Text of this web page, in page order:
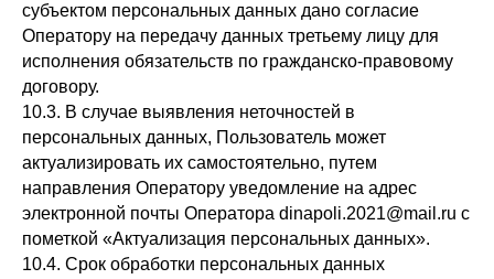
субъектом персональных данных дано согласие
Оператору на передачу данных третьему лицу для
исполнения обязательств по гражданско-правовому
договору.
10.3. В случае выявления неточностей в
персональных данных, Пользователь может
актуализировать их самостоятельно, путем
направления Оператору уведомление на адрес
электронной почты Оператора dinapoli.2021@mail.ru с
пометкой «Актуализация персональных данных».
10.4. Срок обработки персональных данных